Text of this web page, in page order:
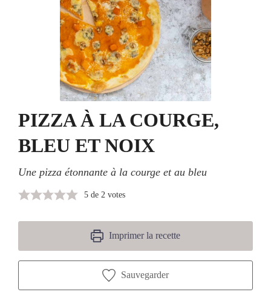
PIZZA À LA COURGE,
BLEU ET NOIX
Une pizza étonnante à la courge et au bleu
5de 2 votes
Imprimer la recette
Sauvegarder